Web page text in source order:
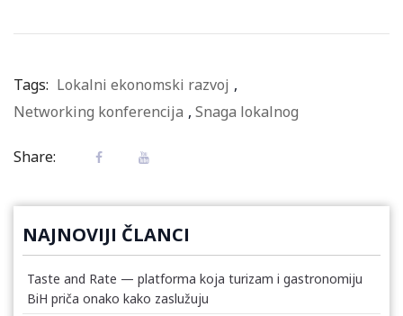
Tags: Lokalni ekonomski razvoj ,
Networking konferencija , Snaga lokalnog
Share:
NAJNOVIJI ČLANCI
Taste and Rate — platforma koja turizam i gastronomiju
BiH priča onako kako zaslužuju